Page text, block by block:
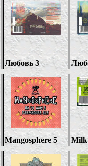
Любовь 3
Mangosphere 5 Milk